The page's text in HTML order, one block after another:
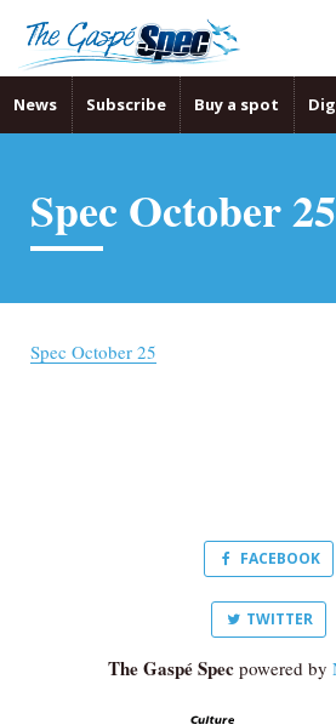
News Subscribe Buy a spot
Spec October 25
Spec October 25
FACEBOOK
TWITTER
The Gaspé Spec powered by